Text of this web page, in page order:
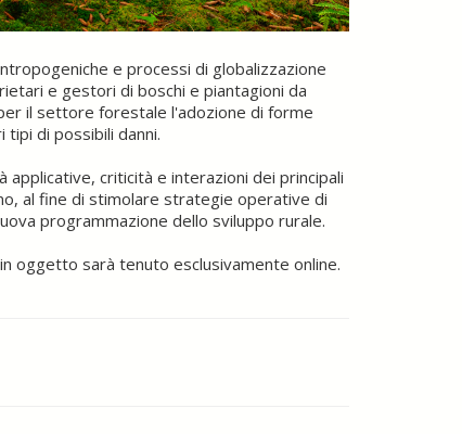
e processi di globalizzazione
e gestori di boschi e piantagioni da
il settore forestale l'adozione di forme
tipi di possibili danni.
criticità e interazioni dei principali
al fine di stimolare strategie operative di
programmazione dello sviluppo rurale.
oggetto sarà tenuto esclusivamente online.